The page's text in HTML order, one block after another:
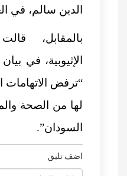
الدين سالم، في
بالمقابل،
الإثيوبية، في
“ترفض الاتهامات
لها من الصحة
السودان”.
اضف تليق